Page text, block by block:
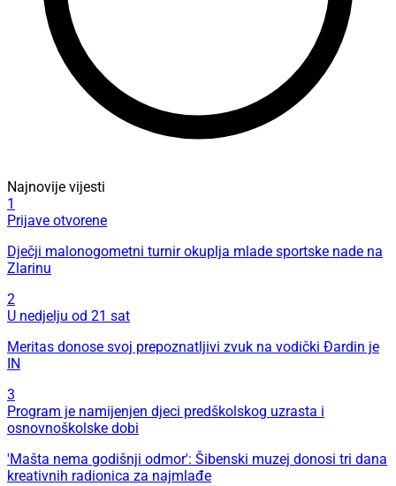
Najnovije vijesti
1
Prijave otvorene
Dječji malonogometni turnir okuplja mlade sportske nade na
Zlarinu
2
U nedjelju od 21 sat
Meritas donose svoj prepoznatljivi zvuk na vodički Đardin je
IN
3
Program je namijenjen djeci predškolskog uzrasta i
osnovnoškolske dobi
'Mašta nema godišnji odmor': Šibenski muzej donosi tri dana
kreativnih radionica za najmlađe